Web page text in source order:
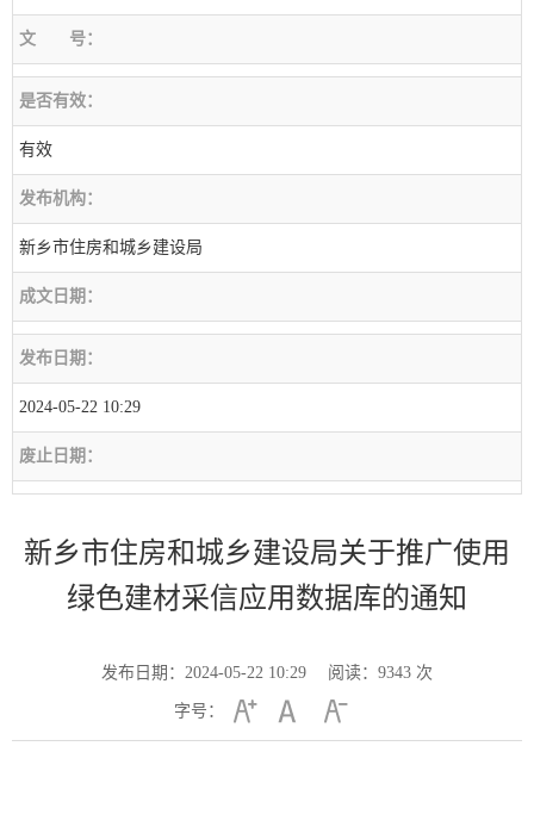
文 号：
是否有效：
有效
发布机构：
新乡市住房和城乡建设局
成文日期：
发布日期：
2024-05-22 10:29
废止日期：
新乡市住房和城乡建设局关于推广使用
绿色建材采信应用数据库的通知
发布日期：2024-05-22 10:29 阅读： 9343 次
字号：